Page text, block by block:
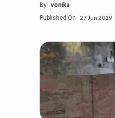
By vonika
Published On
27 Jun 2019